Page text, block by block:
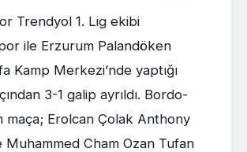
Trendyol 1. Lig ekibi
ile Erzurum Palandöken
Kamp Merkezi’nde yaptığı
3-1 galip ayrıldı. Bordo-
maça; Erolcan Çolak Anthony
Muhammed Cham Ozan Tufan